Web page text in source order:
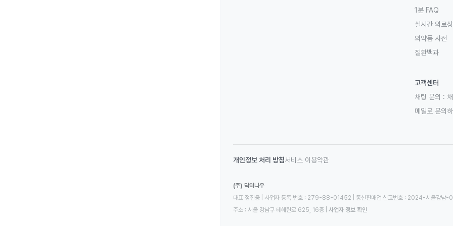
1분 FAQ
실시간 의료
의약품 사전
질환백과
고객센터
채팅 문의 :
메일로 문의하
개인정보 처리 방침서비스 이용약관
(주) 닥터나우
대표 정진웅 | 사업자 등록 번호 : 279-88-01452 | 통신판매업 신고번호 : 2024-서울강남
주소 : 서울 강남구 테헤란로 625, 16층
사업자 정보 확인